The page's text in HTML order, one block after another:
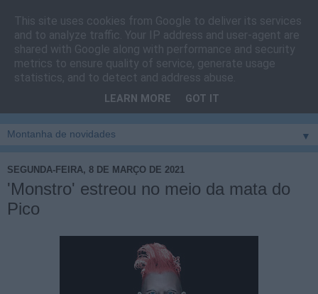
Cais do Pico
Blog sobre um pouco de tudo relacionado com a ilha
vila e ao concelho de São Roque do Pico
▼
SEGUNDA-FEIRA, 8 DE MARÇO DE 2021
'Monstro' estreou no meio da mata do
Pico
This site uses cookies from Google to deliver its services
and to analyze traffic. Your IP address and user-agent are
shared with Google along with performance and security
metrics to ensure quality of service, generate usage
statistics, and to detect and address abuse.
LEARN MORE GOT IT